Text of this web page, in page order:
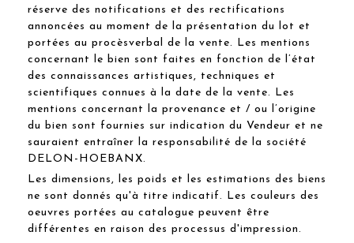
réserve des notifications et des rectifications
annoncées au moment de la présentation du lot et
portées au procèsverbal de la vente. Les mentions
concernant le bien sont faites en fonction de l’état
des connaissances artistiques, techniques et
scientifiques connues à la date de la vente. Les
mentions concernant la provenance et / ou l’origine
du bien sont fournies sur indication du Vendeur et ne
sauraient entraîner la responsabilité de la société
DELON-HOEBANX.
Les dimensions, les poids et les estimations des biens
ne sont donnés qu'à titre indicatif. Les couleurs des
oeuvres portées au catalogue peuvent être
différentes en raison des processus d'impression.